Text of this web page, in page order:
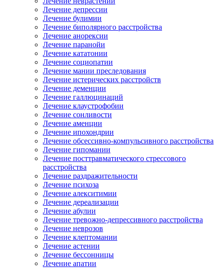
Лечение депрессии
Лечение булимии
Лечение биполярного расстройства
Лечение анорексии
Лечение паранойи
Лечение кататонии
Лечение социопатии
Лечение мании преследования
Лечение истерических расстройств
Лечение деменции
Лечение галлюцинаций
Лечение клаустрофобии
Лечение сонливости
Лечение аменции
Лечение ипохондрии
Лечение обсессивно-компульсивного расстройства
Лечение гипомании
Лечение посттравматического стрессового
расстройства
Лечение раздражительности
Лечение психоза
Лечение алекситимии
Лечение дереализации
Лечение абулии
Лечение тревожно-депрессивного расстройства
Лечение неврозов
Лечение клептомании
Лечение астении
Лечение бессонницы
Лечение апатии